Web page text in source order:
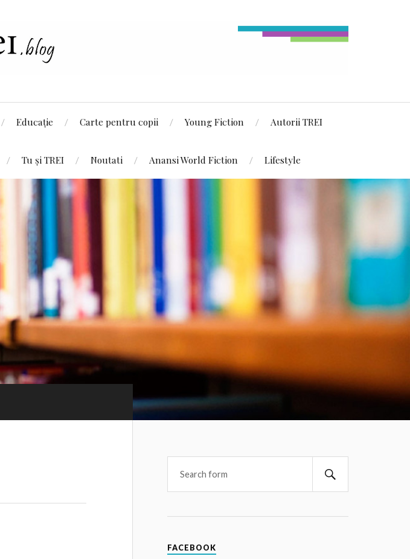
Educație Carte pentru copii Young Fiction Autorii TREI
Tu și TREI Noutati Anansi World Fiction Lifestyle
FACEBOOK